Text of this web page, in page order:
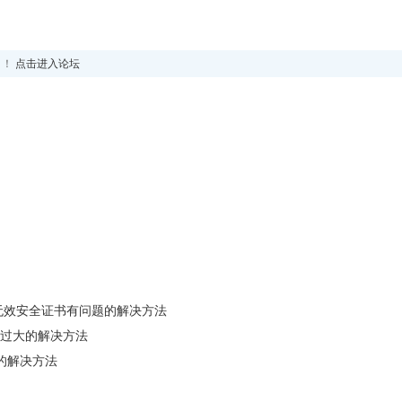
点击进入论坛
安全证书有问题的解决方法
大的解决方法
解决方法